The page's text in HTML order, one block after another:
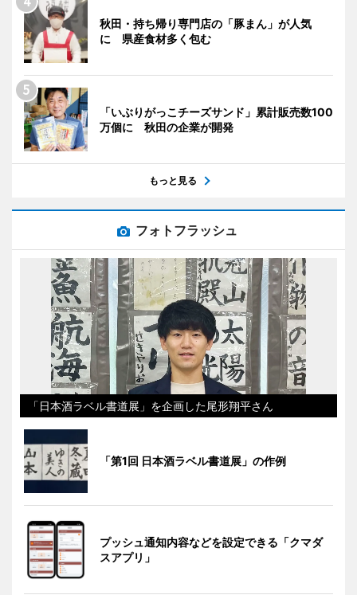
秋田・持ち帰り専門店の「豚まん」が人気
に 県産食材多く包む
「いぶりがっこチーズサンド」累計販売数100
万個に 秋田の企業が開発
もっと見る
フォトフラッシュ
「日本酒ラベル書道展」を企画した尾形翔平さん
「第1回 日本酒ラベル書道展」の作例
プッシュ通知内容などを設定できる「クマダ
スアプリ」